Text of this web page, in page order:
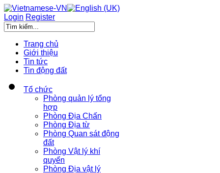
Login Register
Trang chủ
Giới thiệu
Tin tức
Tin động đất
Tổ chức
Phòng quản lý tổng
hợp
Phòng Địa Chấn
Phòng Địa từ
Phòng Quan sát động
đất
Phòng Vật lý khí
quyển
Phòng Địa vật lý